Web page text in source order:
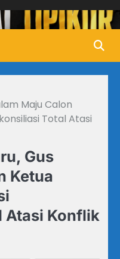
Maju Calon
Total Atasi
Gus
Ketua
Atasi Konflik